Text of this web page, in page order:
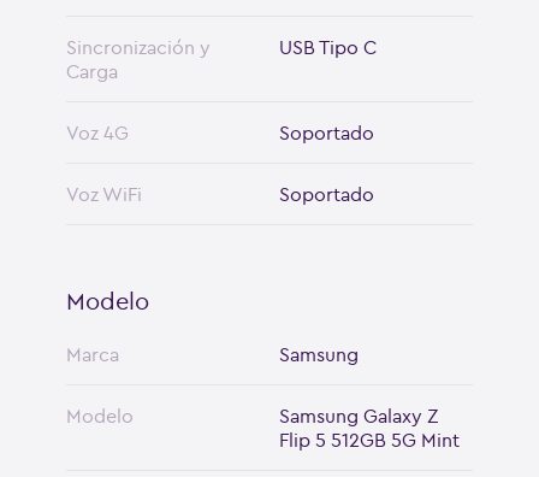
Sincronización y
Carga
USB Tipo C
Voz 4G Soportado
Voz WiFi Soportado
Modelo
Marca Samsung
Modelo
Samsung Galaxy Z
Flip 5 512GB 5G Mint